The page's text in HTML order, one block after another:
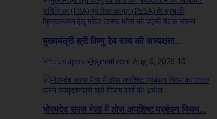
मुख्यमंत्री श्री विष्णु देव साय की अध्यक्षता...
khulasapost@gmail.com Aug 6, 2026 10
भोरमदेव सरस मेला में ठोस अपशिष्ट प्रबंधन नियम...